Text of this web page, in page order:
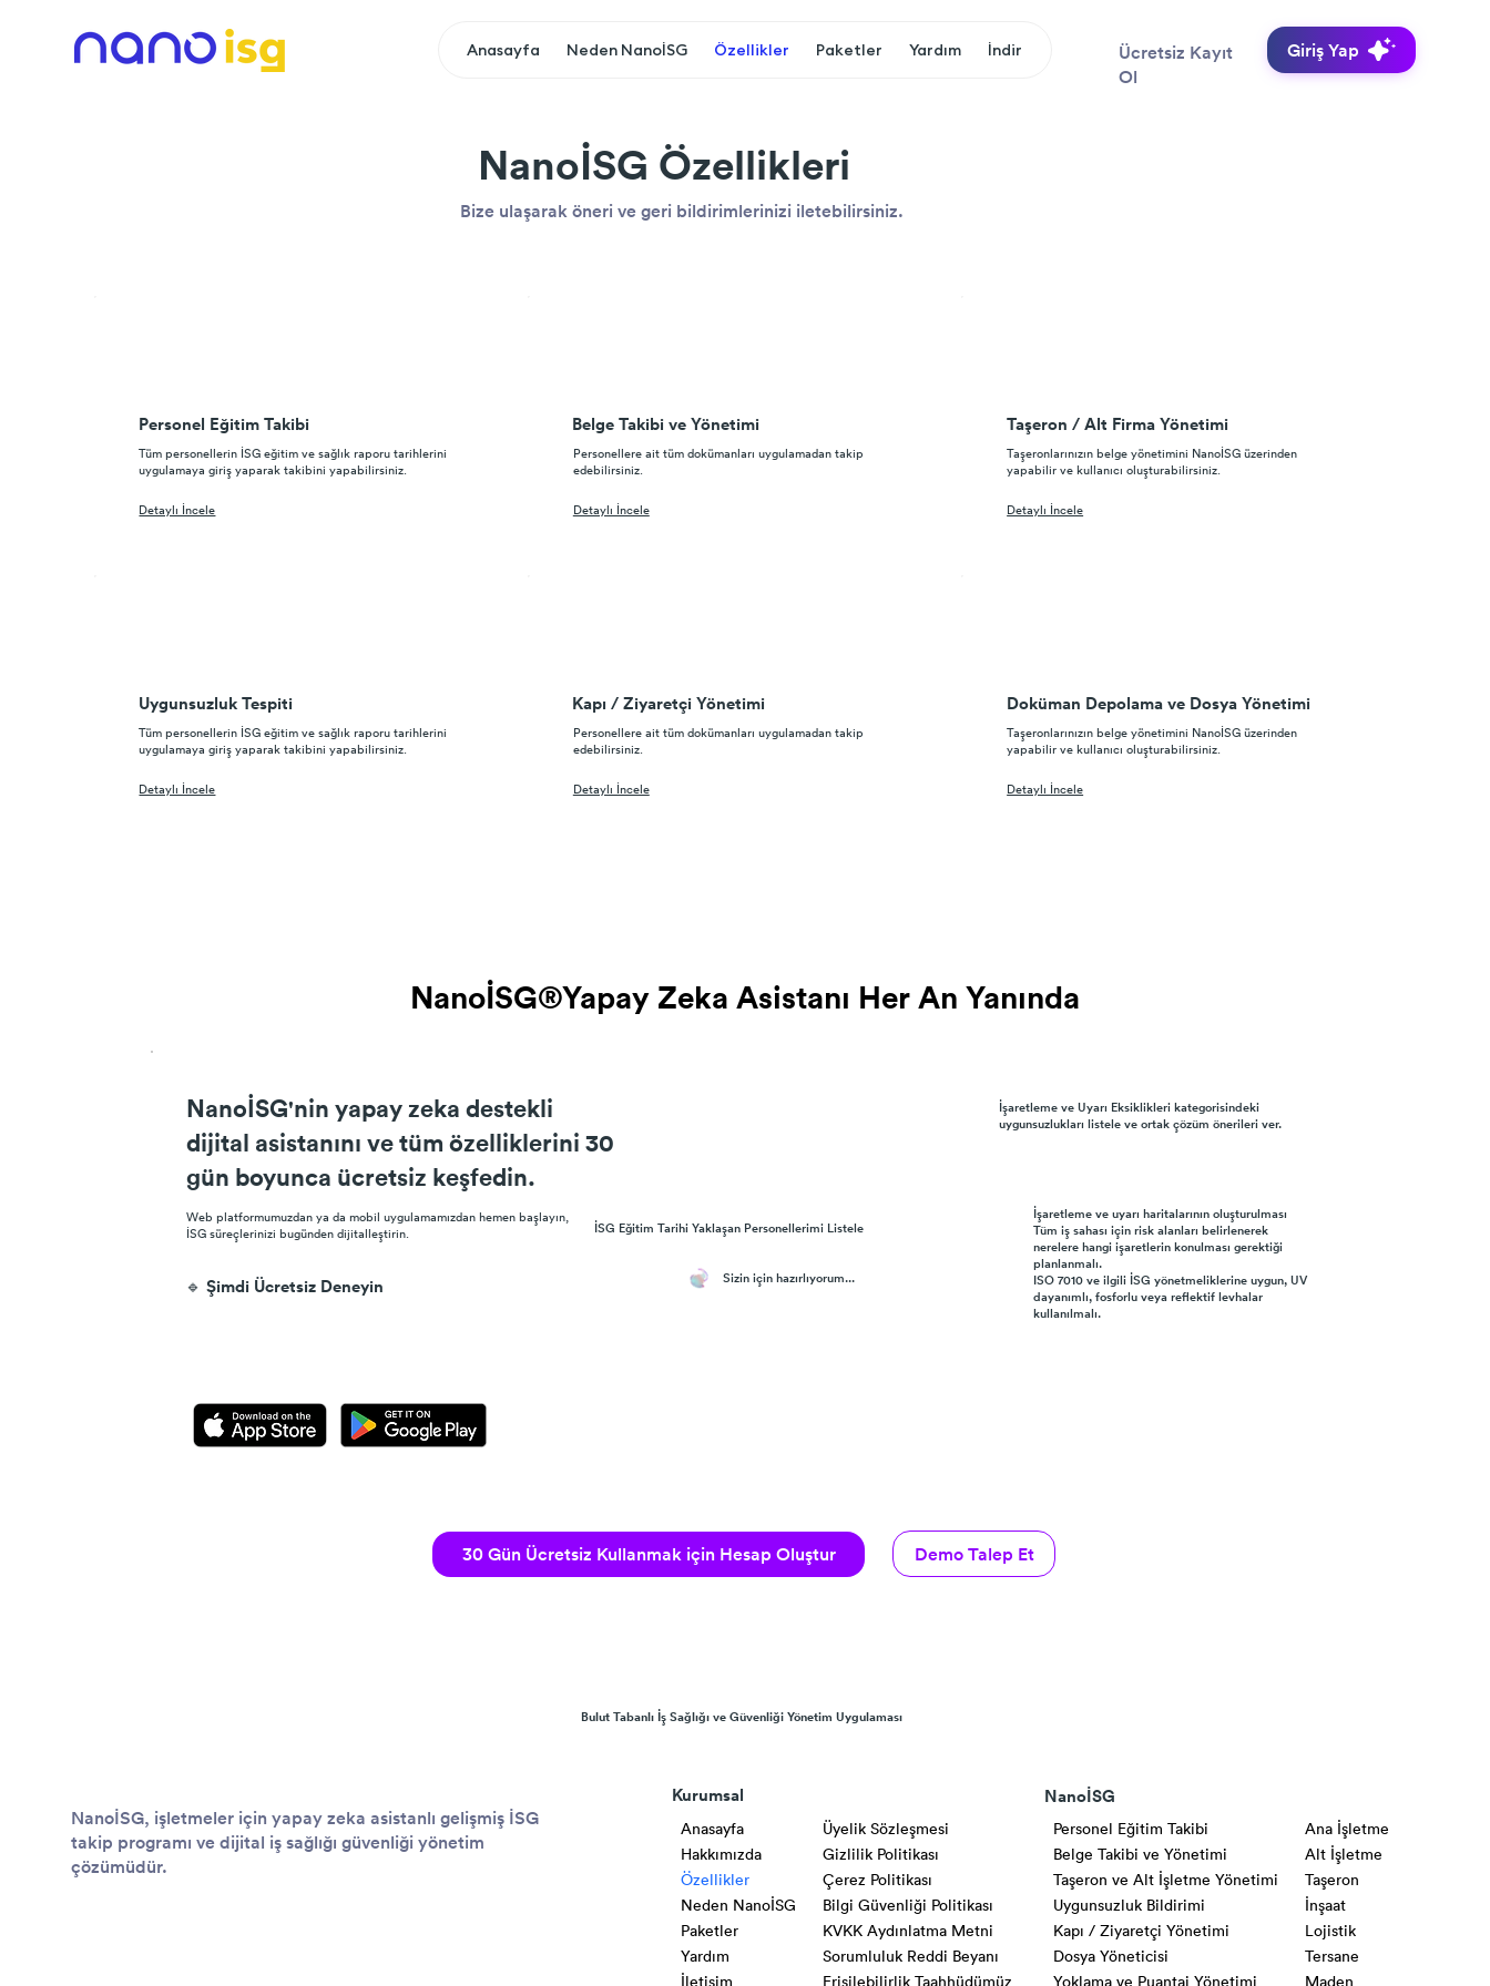
Anasayfa Neden NanoİSG Özellikler Paketler Yardım İndir
Ücretsiz Kayıt
Ol
Giriş Yap
NanoİSG Özellikleri
Bize ulaşarak öneri ve geri bildirimlerinizi iletebilirsiniz.
Personel Eğitim Takibi
Tüm personellerin İSG eğitim ve sağlık raporu tarihlerini
uygulamaya giriş yaparak takibini yapabilirsiniz.
Detaylı İncele
Belge Takibi ve Yönetimi
Personellere ait tüm dokümanları uygulamadan takip
edebilirsiniz.
Detaylı İncele
Taşeron / Alt Firma Yönetimi
Taşeronlarınızın belge yönetimini NanoİSG üzerinden
yapabilir ve kullanıcı oluşturabilirsiniz.
Detaylı İncele
Uygunsuzluk Tespiti
Tüm personellerin İSG eğitim ve sağlık raporu tarihlerini
uygulamaya giriş yaparak takibini yapabilirsiniz.
Detaylı İncele
Kapı / Ziyaretçi Yönetimi
Personellere ait tüm dokümanları uygulamadan takip
edebilirsiniz.
Detaylı İncele
Doküman Depolama ve Dosya Yönetimi
Taşeronlarınızın belge yönetimini NanoİSG üzerinden
yapabilir ve kullanıcı oluşturabilirsiniz.
Detaylı İncele
NanoİSG®Yapay Zeka Asistanı Her An Yanında
NanoİSG®Yapay Zeka Asistanı Her An Yanında
NanoİSG'nin yapay zeka destekli
dijital asistanını ve tüm özelliklerini 30
gün boyunca ücretsiz keşfedin.
Web platformumuzdan ya da mobil uygulamamızdan hemen başlayın,
İSG süreçlerinizi bugünden dijitalleştirin.
🔹 Şimdi Ücretsiz Deneyin
İşaretleme ve uyarı haritalarının oluşturulması
Tüm iş sahası için risk alanları belirlenerek
nerelere hangi işaretlerin konulması gerektiği
planlanmalı.
ISO 7010 ve ilgili İSG yönetmeliklerine uygun, UV
dayanımlı, fosforlu veya reflektif levhalar
kullanılmalı.
İSG Eğitim Tarihi Yaklaşan Personellerimi Listele
Sizin için hazırlıyorum...
İşaretleme ve Uyarı Eksiklikleri kategorisindeki
uygunsuzlukları listele ve ortak çözüm önerileri ver.
30 Gün Ücretsiz Kullanmak için Hesap Oluştur Demo Talep Et
Bulut Tabanlı İş Sağlığı ve Güvenliği Yönetim Uygulaması
Kurumsal
Anasayfa
Hakkımızda
Özellikler
Neden NanoİSG
Paketler
Yardım
İletişim
Üyelik Sözleşmesi
Gizlilik Politikası
Çerez Politikası
Bilgi Güvenliği Politikası
KVKK Aydınlatma Metni
Sorumluluk Reddi Beyanı
Erişilebilirlik Taahhüdümüz
NanoİSG
Personel Eğitim Takibi
Belge Takibi ve Yönetimi
Taşeron ve Alt İşletme Yönetimi
Uygunsuzluk Bildirimi
Kapı / Ziyaretçi Yönetimi
Dosya Yöneticisi
Yoklama ve Puantaj Yönetimi
Ana İşletme
Alt İşletme
Taşeron
İnşaat
Lojistik
Tersane
Maden
NanoİSG, işletmeler için yapay zeka asistanlı gelişmiş İSG
takip programı ve dijital iş sağlığı güvenliği yönetim
çözümüdür.